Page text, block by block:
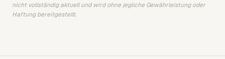
nicht vollständig aktuell und wird ohne jegliche Gewährleistung oder
Haftung bereitgestellt.